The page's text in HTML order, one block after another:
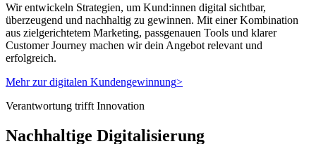
Wir entwickeln Strategien, um Kund:innen digital sichtbar,
überzeugend und nachhaltig zu gewinnen. Mit einer Kombination
aus zielgerichtetem Marketing, passgenauen Tools und klarer
Customer Journey machen wir dein Angebot relevant und
erfolgreich.
Mehr zur digitalen Kundengewinnung>
Verantwortung trifft Innovation
Nachhaltige Digitalisierung